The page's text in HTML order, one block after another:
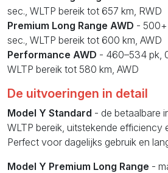
sec., WLTP bereik tot 657 km, RWD
Premium Long Range AWD -
sec., WLTP bereik tot 600 km, AWD
Performance AWD - 460–534 pk,
WLTP bereik tot 580 km, AWD
De uitvoeringen in detail
Model Y Standard - de betaalbare
WLTP bereik, uitstekende efficiency
Perfect voor dagelijks gebruik en
Model Y Premium Long Range -